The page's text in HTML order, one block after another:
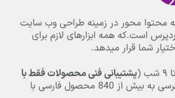
محتوا محور در زمینه طراحی وب سایت
است.که همه ابزارهای لازم برای
شما قرار میدهد.
۹ شب (پشتیبانی فنی محصولات فقط با
به بیش از 840 محصول فارسی با